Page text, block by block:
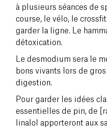
à plusieurs séances de
course, le vélo, le
garder la ligne. Le
détoxication.
Le desmodium sera le
bons vivants lors de
digestion.
Pour garder les idées
essentielles de pin, de
linalol apporteront aux